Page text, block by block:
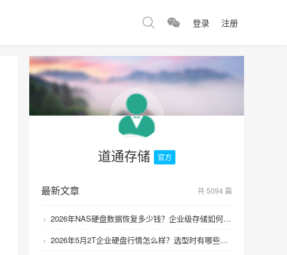
登录 注册
道通存储 官方
最新文章 共 5094 篇
2026年NAS硬盘数据恢复多少钱？企业级存储如何避免数据丢失风险？
2026年5月2T企业硬盘行情怎么样？选型时有哪些避坑技巧？